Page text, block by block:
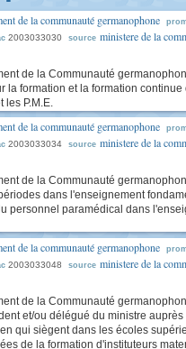
de la communauté germanophone
2003033030 source ministere de la
de la Communauté
la formation et la formation continue
les P.M.E.
de la communauté germanophone
2003033034 source ministere de la
de la Communauté
dans l'enseignement
personnel paramédical dans
de la communauté germanophone
2003033048 source ministere de la
de la Communauté
et/ou délégué du ministre auprès
qui siègent dans les écoles
de la formation d'instituteurs